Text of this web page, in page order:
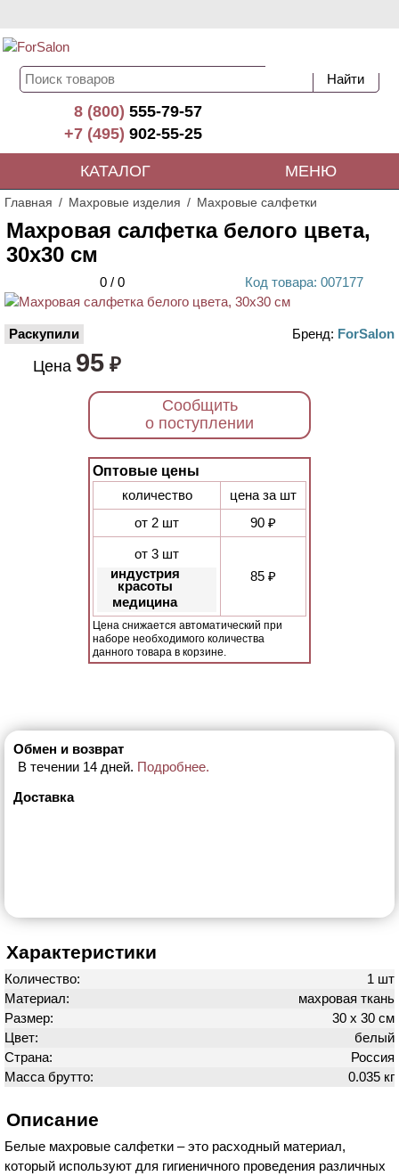
8 (800)555-79-57
+7 (495)902-55-25
КАТАЛОГ МЕНЮ
Главная Махровые изделия Махровые салфетки
Махровая салфетка белого цвета,
30х30 см
0 / 0 Код товара: 007177
Раскупили Бренд: ForSalon
Цена 95₽
Сообщить
о поступлении
Оптовые цены
количество
цена за шт
от 2 шт
90 ₽
от 3 шт
индустрия
красоты
медицина
85 ₽
Цена снижается автоматический при
наборе необходимого количества
данного товара в корзине.
Обмен и возврат
В течении 14 дней. Подробнее.
Доставка
Характеристики
Количество:
1 шт
Материал:
махровая ткань
Размер:
30 х 30 см
Цвет:
белый
Страна:
Россия
Масса брутто:
0.035 кг
Описание
Белые махровые салфетки – это расходный материал,
который используют для гигиеничного проведения различных